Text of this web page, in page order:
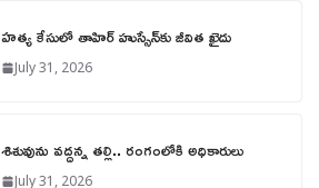
హత్య కేసులో తాహిర్ హుస్సేన్‌కు జీవిత ఖైదు
July 31, 2026
శిశువును వద్దన్న తల్లి.. రంగంలోకి అధికారులు
July 31, 2026